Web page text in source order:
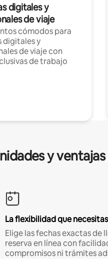
digitales y
de viaje
cómodos para
digitales y
de viaje con
de trabajo
y
La flexibilidad que necesitas
Elige las fechas exactas de
reserva en línea con
compromisos ni trámites